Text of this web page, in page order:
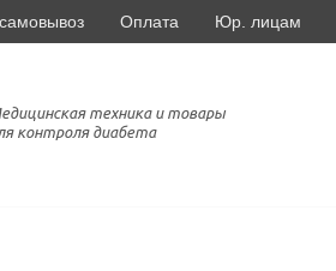
Оплата Юр. лицам
техника и товары
контроля диабета